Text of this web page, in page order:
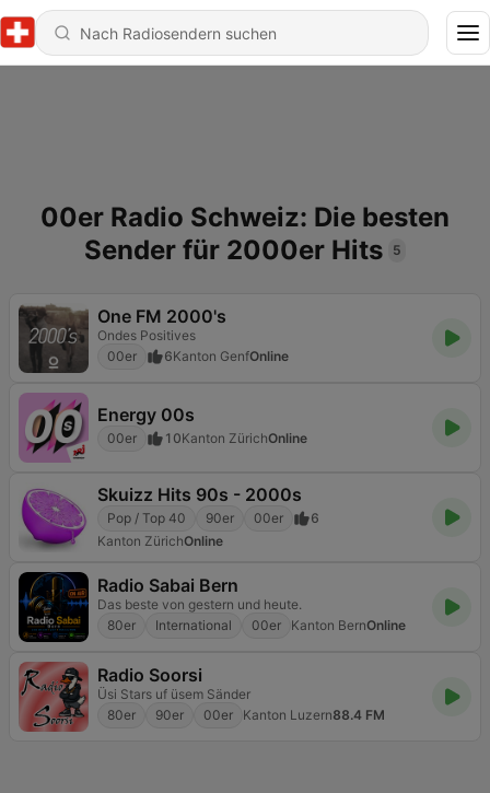
00er Radio Schweiz: Die besten
Sender für 2000er Hits
5
One FM 2000's
Ondes Positives
00er
6Kanton GenfOnline
Energy 00s
00er 10Kanton ZürichOnline
Skuizz Hits 90s - 2000s
Pop / Top 40 90er 00er
6
Kanton ZürichOnline
Radio Sabai Bern
Das beste von gestern und heute.
80er
International 00er Kanton BernOnline
Radio Soorsi
Üsi Stars uf üsem Sänder
80er
90er 00er Kanton Luzern88.4 FM